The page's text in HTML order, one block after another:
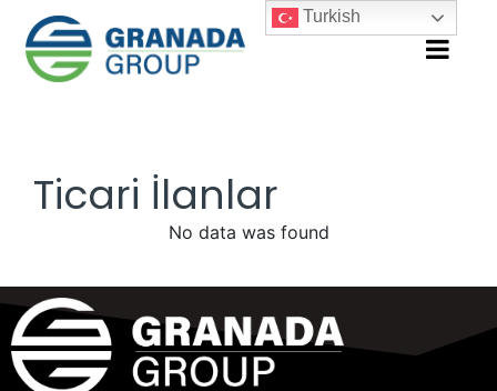
Ticari İlanlar
No data was found
Turkish